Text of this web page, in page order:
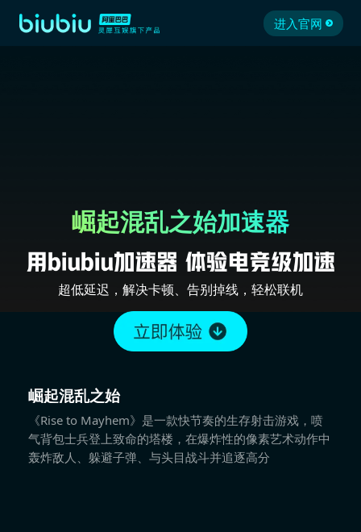
进入官网
崛起混乱之始加速器
超低延迟，解决卡顿、告别掉线，轻松联机
崛起混乱之始
《Rise to Mayhem》是一款快节奏的生存射击游戏，喷
气背包士兵登上致命的塔楼，在爆炸性的像素艺术动作中
轰炸敌人、躲避子弹、与头目战斗并追逐高分